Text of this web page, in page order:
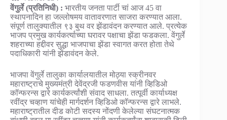
वेंगुर्ले (प्रतिनिधी) : भारतीय जनता पार्टी चां आज 45 वा
स्थापनादिन हा जल्लोषमय वातावरणात साजरा करण्यात आला.
संपूर्ण तालुक्यातील ९३ बुथ वर झेंडावंदन करण्यात आले. प्रत्येक
भाजप प्रमुख कार्यकर्त्याच्या घरावर पक्षाचा झेंडा फडकला. वेंगुर्ले
शहराच्या हद्दीवर सुद्धा भाजपाचा झेंडा स्वागत करत होता तेथे
पदाधिकारी यांनी झेंडावंदन केले.
भाजपा वेंगुर्ले तालुका कार्यालयातील मोठ्या स्क्रीनवर
महाराष्ट्राचे मुख्यमंत्री देवेंद्रजी फडणवीस यांनी व्हिडिओ
कॉन्फरन्स द्वारे कार्यकर्त्यांशी संवाद साधला. तत्पूर्वी कार्याध्यक्ष
रवींद्र चव्हाण यांचेही मार्गदर्शन व्हिडिओ कॉन्फरन्स द्वारे लाभले.
महाराष्ट्रातील दीड कोटी सदस्य नोंदणी केलेल्या संघटनात्मक